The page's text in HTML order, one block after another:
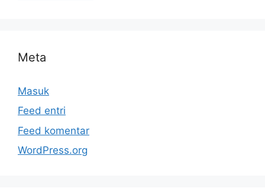
Meta
Masuk
Feed entri
Feed komentar
WordPress.org